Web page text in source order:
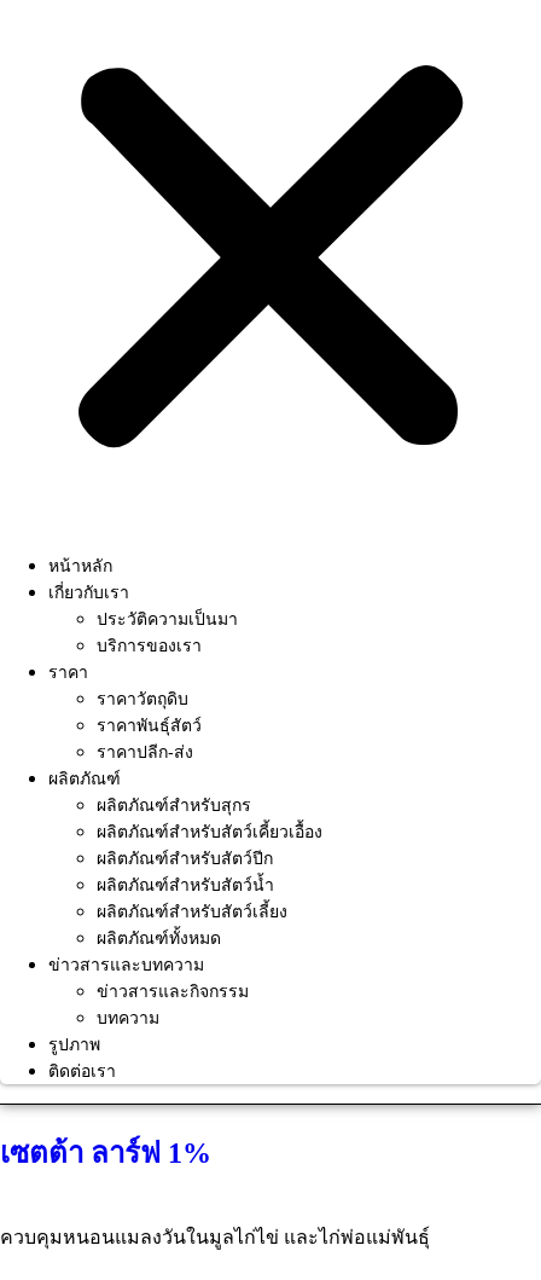
หน้าหลัก
เกี่ยวกับเรา
ประวัติความเป็นมา
บริการของเรา
ราคา
ราคาวัตถุดิบ
ราคาพันธุ์สัตว์
ราคาปลีก-ส่ง
ผลิตภัณฑ์
ผลิตภัณฑ์สำหรับสุกร
ผลิตภัณฑ์สำหรับสัตว์เคี้ยวเอื้อง
ผลิตภัณฑ์สำหรับสัตว์ปีก
ผลิตภัณฑ์สำหรับสัตว์น้ำ
ผลิตภัณฑ์สำหรับสัตว์เลี้ยง
ผลิตภัณฑ์ทั้งหมด
ข่าวสารและบทความ
ข่าวสารและกิจกรรม
บทความ
รูปภาพ
ติดต่อเรา
เซตต้า ลาร์ฟ 1%
ควบคุมหนอนแมลงวันในมูลไก่ไข่ และไก่พ่อแม่พันธุ์